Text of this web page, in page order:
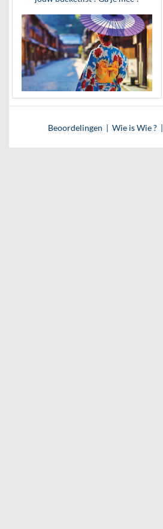
Beoordelingen | Wie is Wie ?|